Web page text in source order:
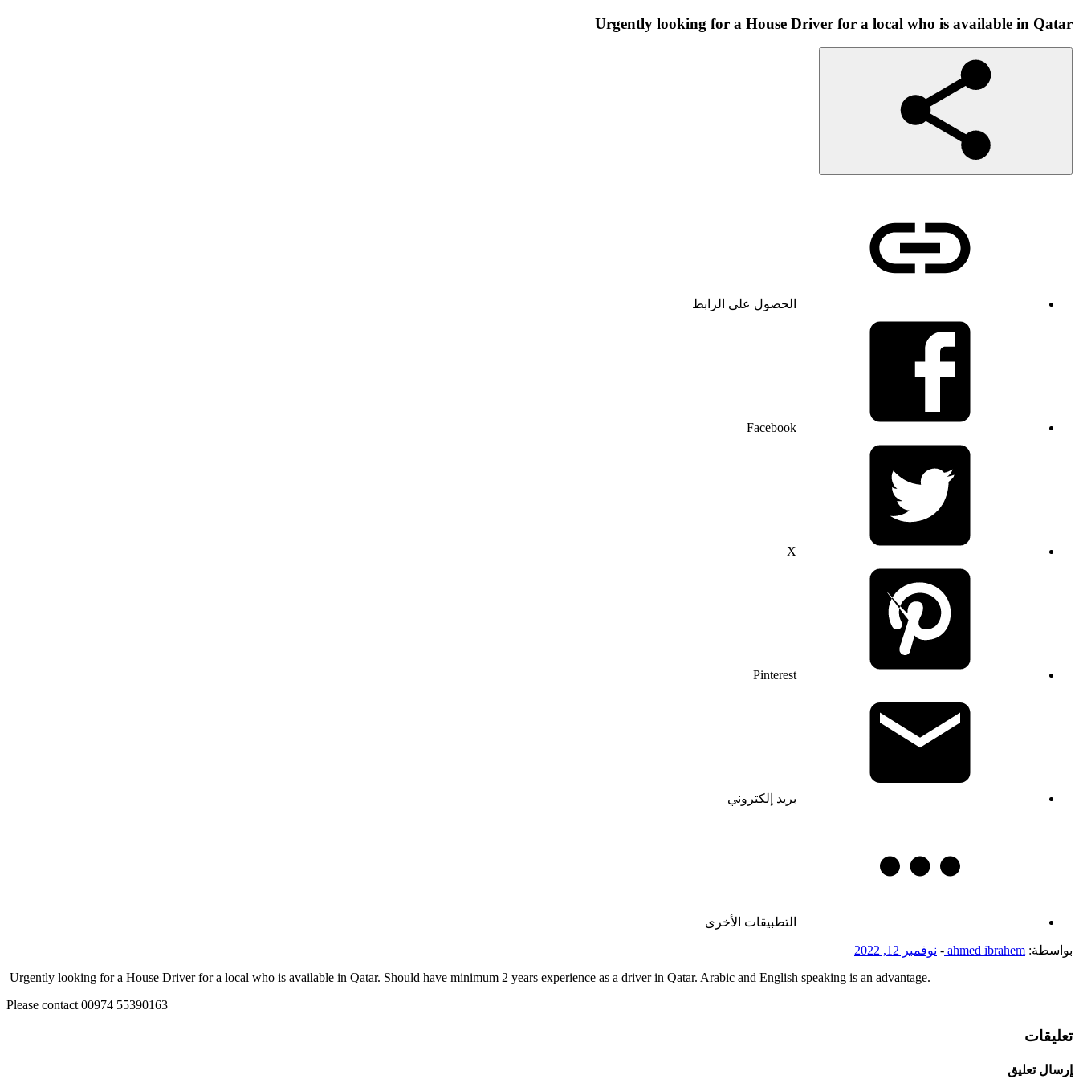
Urgently looking for a House Driver for a local who is available in Qatar
الحصول على الرابط
Facebook
X
Pinterest
بريد إلكتروني
التطبيقات الأخرى
بواسطة: ahmed ibrahem
- نوفمبر 12, 2022
Urgently looking for a House Driver for a local who is available in Qatar. Should have minimum 2 years experience as a driver in Qatar. Arabic and English speaking is an advantage.
Please contact 00974 55390163
تعليقات
إرسال تعليق